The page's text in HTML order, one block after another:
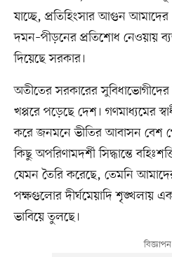
যাচ্ছে, প্রতিহিংসার আগুন
দমন–পীড়নের প্রতিশোধ নেওয়ায়
দিয়েছে সরকার।
অতীতের সরকারের
খপ্পরে পড়েছে দেশ। গণমাধ্যমের
করে জনমনে ভীতির আবাসন বেশ
কিছু অপরিণামদর্শী সিদ্ধান্তে
যেমন তৈরি করেছে, তেমনি
পক্ষগুলোর দীর্ঘমেয়াদি শৃঙ্খলায়
ভাবিয়ে তুলছে।